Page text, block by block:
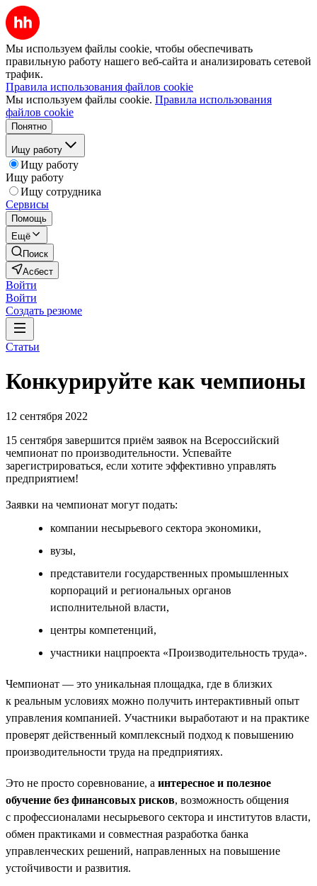
Мы используем файлы cookie, чтобы обеспечивать
правильную работу нашего веб-сайта и анализировать сетевой
трафик.
Правила использования файлов cookie
Мы используем файлы cookie. Правила использования
файлов cookie
Понятно
Ищу работу
Ищу работу
Ищу работу
Ищу сотрудника
Сервисы
Помощь
Ещё
Поиск
Асбест
Войти
Войти
Создать резюме
Статьи
Конкурируйте как чемпионы
12 сентября 2022
15 сентября завершится приём заявок на Всероссийский
чемпионат по производительности. Успевайте
зарегистрироваться, если хотите эффективно управлять
предприятием!
Заявки на чемпионат могут подать:
компании несырьевого сектора экономики,
вузы,
представители государственных промышленных
корпораций и региональных органов
исполнительной власти,
центры компетенций,
участники нацпроекта «Производительность труда».
Чемпионат — это уникальная площадка, где в близких
к реальным условиях можно получить интерактивный опыт
управления компанией. Участники выработают и на практике
проверят действенный комплексный подход к повышению
производительности труда на предприятиях.
Это не просто соревнование, а интересное и полезное
обучение без финансовых рисков, возможность общения
с профессионалами несырьевого сектора и институтов власти,
обмен практиками и совместная разработка банка
управленческих решений, направленных на повышение
устойчивости и развития.